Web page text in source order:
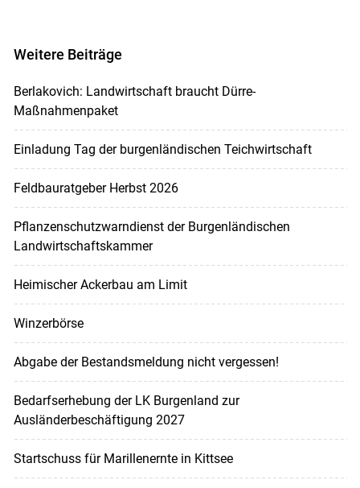
Weitere Beiträge
Berlakovich: Landwirtschaft braucht Dürre-
Maßnahmenpaket
Einladung Tag der burgenländischen Teichwirtschaft
Feldbauratgeber Herbst 2026
Pflanzenschutzwarndienst der Burgenländischen
Landwirtschaftskammer
Heimischer Ackerbau am Limit
Winzerbörse
Abgabe der Bestandsmeldung nicht vergessen!
Bedarfserhebung der LK Burgenland zur
Ausländerbeschäftigung 2027
Startschuss für Marillenernte in Kittsee